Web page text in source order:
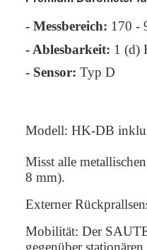
- Messbereich: 170 -
- Ablesbarkeit: 1 (d)
- Sensor: Typ D
Modell: HK-DB
Misst alle
8 mm).
Externer
Mobilität: Der
gegenüber